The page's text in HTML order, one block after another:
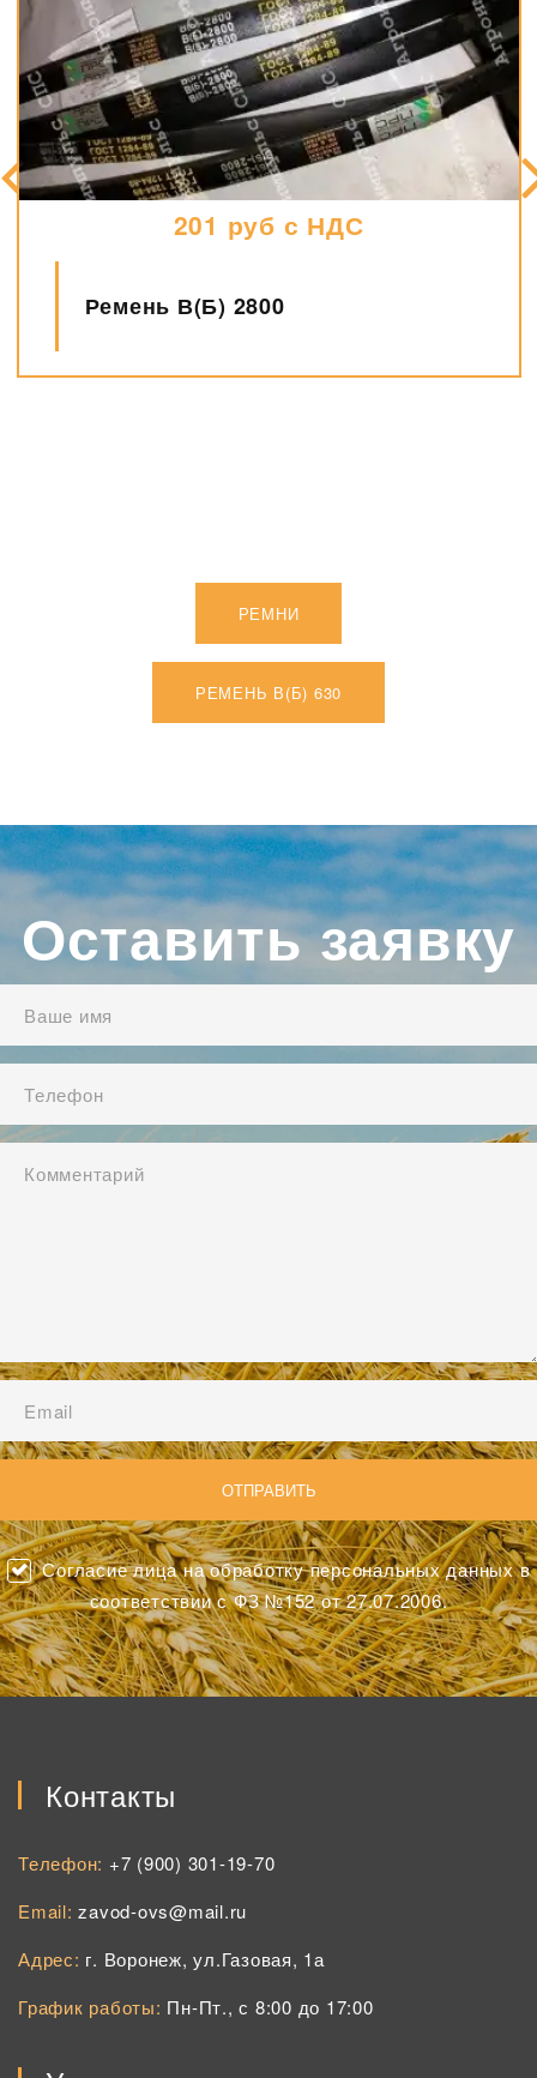
201 руб с НДС
Ремень В(Б) 2800
РЕМНИ
РЕМЕНЬ В(Б) 630
Оставить заявку
Согласие лица на обработку персональных данных в
соответствии с ФЗ №152 от 27.07.2006.
Контакты
Телефон: +7 (900) 301-19-70
Email:zavod-ovs@mail.ru
Адрес: г. Воронеж, ул.Газовая, 1а
График работы: Пн-Пт., с 8:00 до 17:00